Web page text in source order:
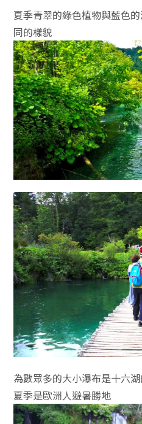
夏季青翠的綠色植物與藍色
同的樣貌
為數眾多的大小瀑布是十六
夏季是歐洲人避暑勝地